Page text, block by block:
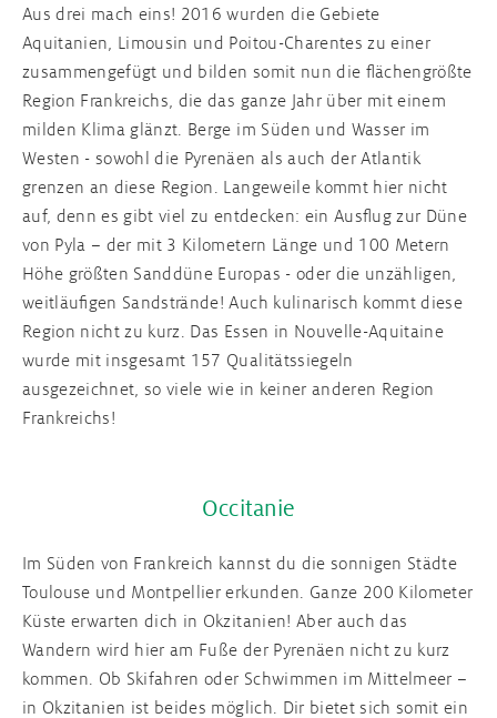
Aus drei mach eins! 2016 wurden die Gebiete
Aquitanien, Limousin und Poitou-Charentes zu einer
zusammengefügt und bilden somit nun die flächengrößte
Region Frankreichs, die das ganze Jahr über mit einem
milden Klima glänzt. Berge im Süden und Wasser im
Westen - sowohl die Pyrenäen als auch der Atlantik
grenzen an diese Region. Langeweile kommt hier nicht
auf, denn es gibt viel zu entdecken: ein Ausflug zur Düne
von Pyla – der mit 3 Kilometern Länge und 100 Metern
Höhe größten Sanddüne Europas - oder die unzähligen,
weitläufigen Sandstrände! Auch kulinarisch kommt diese
Region nicht zu kurz. Das Essen in Nouvelle-Aquitaine
wurde mit insgesamt 157 Qualitätssiegeln
ausgezeichnet, so viele wie in keiner anderen Region
Frankreichs!
Occitanie
Im Süden von Frankreich kannst du die sonnigen Städte
Toulouse und Montpellier erkunden. Ganze 200 Kilometer
Küste erwarten dich in Okzitanien! Aber auch das
Wandern wird hier am Fuße der Pyrenäen nicht zu kurz
kommen. Ob Skifahren oder Schwimmen im Mittelmeer –
in Okzitanien ist beides möglich. Dir bietet sich somit ein